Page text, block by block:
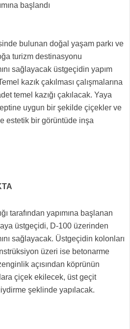
başlandı
bulunan doğal yaşam parkı ve
turizm destinasyonu
sağlayacak üstgeçidin yapım
kazık çakılması çalışmalarına
temel kazığı çakılacak. Yaya
uygun bir şekilde çiçekler ve
estetik bir görüntüde inşa
tarafından yapımına başlanan
üstgeçidi, D-100 üzerinden
sağlayacak. Üstgeçidin kolonları
üzeri ise betonarme
açısından köprünün
çiçek ekilecek, üst geçit
şeklinde yapılacak.